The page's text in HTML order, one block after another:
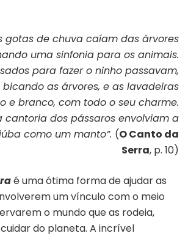
gotas de chuva caíam das árvores
uma sinfonia para os animais.
para fazer o ninho passavam,
as árvores, e as lavadeiras
e branco, com todo o seu charme.
cantoria dos pássaros envolviam a
como um manto”. (O Canto da
Serra, p. 10)
é uma ótima forma de ajudar as
um vínculo com o meio
o mundo que as rodeia,
do planeta. A incrível